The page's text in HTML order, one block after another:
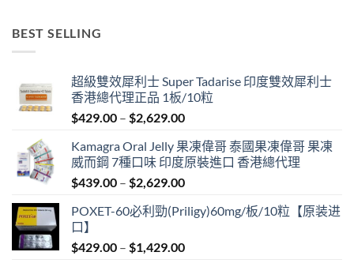
BEST SELLING
超級雙效犀利士 Super Tadarise 印度雙效犀利士
香港總代理正品 1板/10粒
$429.00 – $2,629.00Price
$429.00
through
$2,629.00
Kamagra Oral Jelly 果凍偉哥 泰國果凍偉哥 果凍
威而鋼 7種口味 印度原裝進口 香港總代理
$439.00 – $2,629.00Price
$439.00
$2,629.00
POXET-60必利勁(Priligy)60mg/板/10粒【原装进
口】
$429.00 – $1,429.00Price